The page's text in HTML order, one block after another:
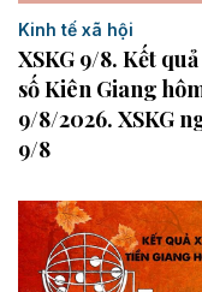
Kinh tế xã hội
XSKG 9/8. Kết
số Kiên Giang
9/8/2026. XSKG
9/8